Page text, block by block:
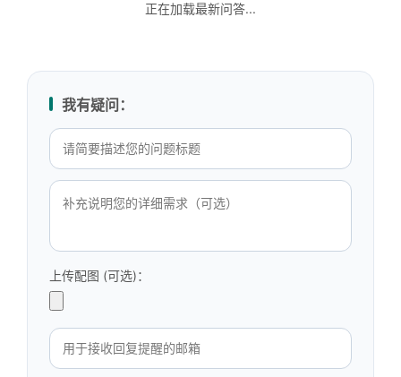
正在加载最新问答...
我有疑问：
上传配图 (可选)：